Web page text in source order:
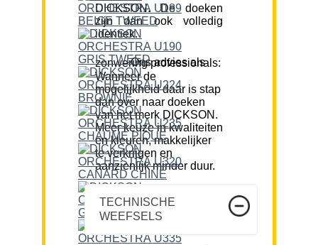
DICKSON. De doeken
zijn dan ook volledig
identiek.
Ons advies als zonwering professionals:
Wanneer de
mogelijkheid daar is stap
dan over naar doeken
van het merk DICKSON.
Meer keuze in kwaliteiten
en kleuren, makkelijker
te verkrijgen en
aanzienlijk minder duur.
TECHNISCHE
WEEFSELS